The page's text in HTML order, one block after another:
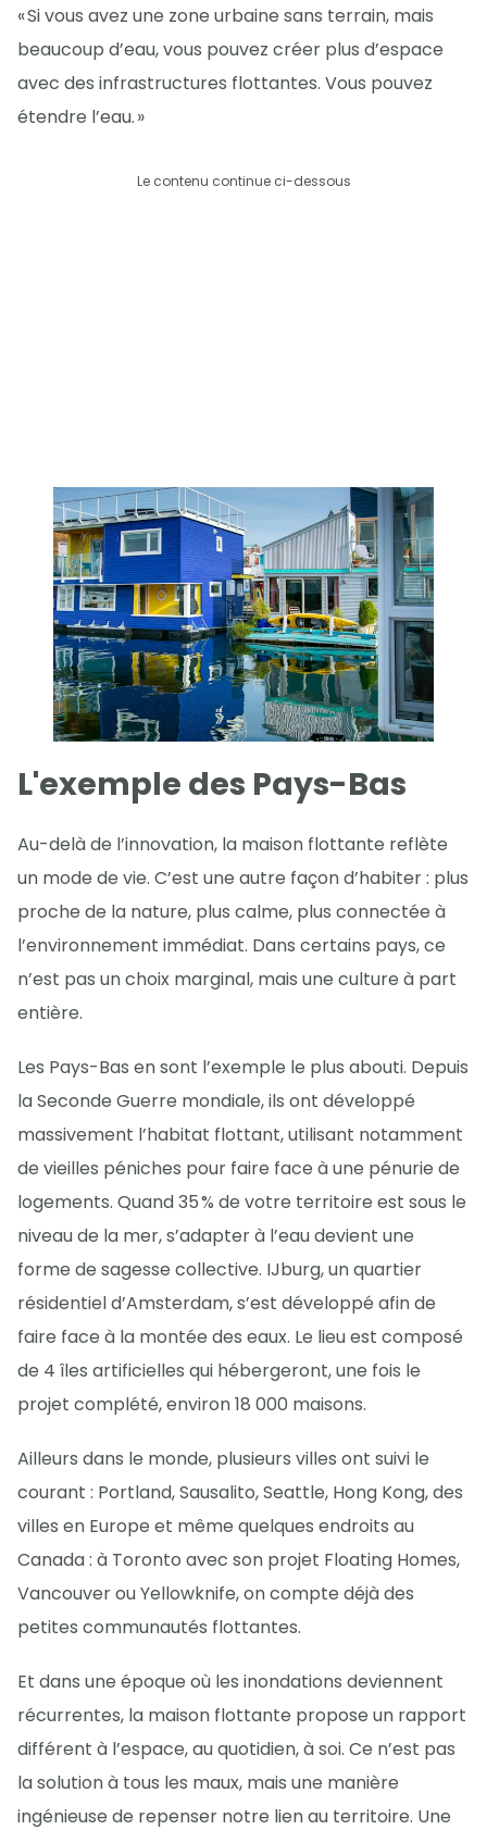
« Si vous avez une zone urbaine sans terrain, mais
beaucoup d’eau, vous pouvez créer plus d’espace
avec des infrastructures flottantes. Vous pouvez
étendre l’eau. »
Le contenu continue ci-dessous
L'exemple des Pays-Bas
Au-delà de l’innovation, la maison flottante reflète
un mode de vie. C’est une autre façon d’habiter : plus
proche de la nature, plus calme, plus connectée à
l’environnement immédiat. Dans certains pays, ce
n’est pas un choix marginal, mais une culture à part
entière.
Les Pays-Bas en sont l’exemple le plus abouti. Depuis
la Seconde Guerre mondiale, ils ont développé
massivement l’habitat flottant, utilisant notamment
de vieilles péniches pour faire face à une pénurie de
logements. Quand 35 % de votre territoire est sous le
niveau de la mer, s’adapter à l’eau devient une
forme de sagesse collective. IJburg, un quartier
résidentiel d’Amsterdam, s’est développé afin de
faire face à la montée des eaux. Le lieu est composé
de 4 îles artificielles qui hébergeront, une fois le
projet complété, environ 18 000 maisons.
Ailleurs dans le monde, plusieurs villes ont suivi le
courant : Portland, Sausalito, Seattle, Hong Kong, des
villes en Europe et même quelques endroits au
Canada : à Toronto avec son projet Floating Homes,
Vancouver ou Yellowknife, on compte déjà des
petites communautés flottantes.
Et dans une époque où les inondations deviennent
récurrentes, la maison flottante propose un rapport
différent à l’espace, au quotidien, à soi. Ce n’est pas
la solution à tous les maux, mais une manière
ingénieuse de repenser notre lien au territoire. Une